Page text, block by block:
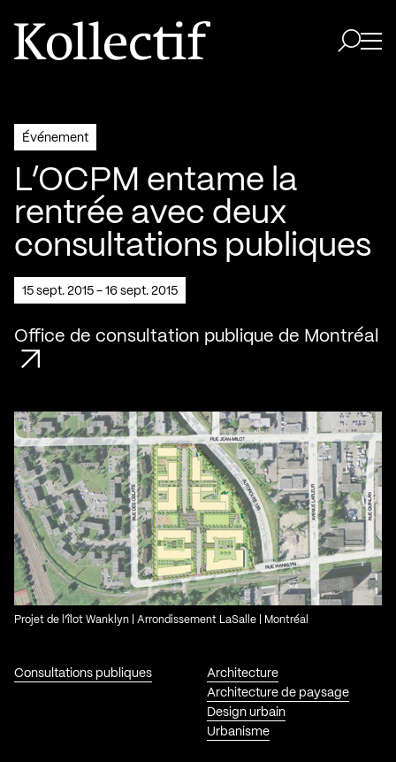
Aller à la page d'accueil
Logo Kollectif
Événement
L’OCPM entame la
rentrée avec deux
consultations publiques
15 sept. 2015 - 16 sept. 2015
Office de consultation publique de Montréal
Consultations publiques
Architecture
Architecture de paysage
Design urbain
Urbanisme
Projet de l’îlot Wanklyn | Arrondissement LaSalle | Montréal